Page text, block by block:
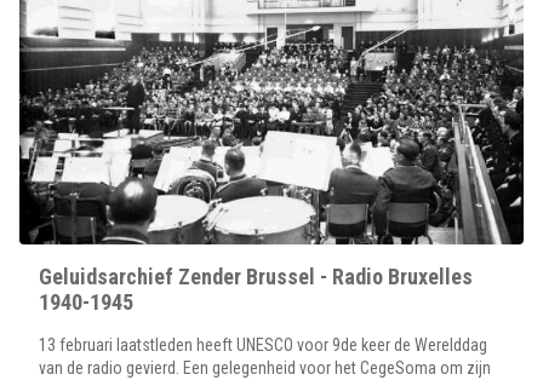
Geluidsarchief Zender Brussel - Radio Bruxelles
1940-1945
13 februari laatstleden heeft UNESCO voor 9de keer de Werelddag
van de radio gevierd. Een gelegenheid voor het CegeSoma om zijn